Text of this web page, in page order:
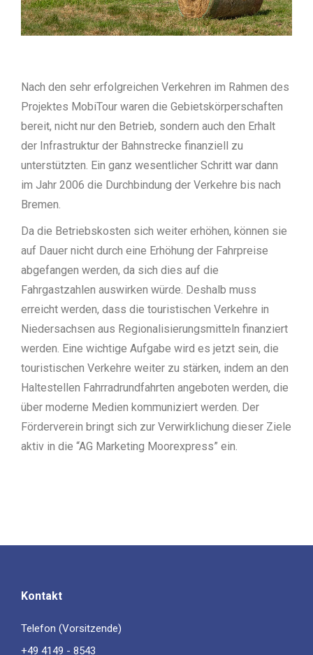
Nach den sehr erfolgreichen Verkehren im Rahmen des
Projektes MobiTour waren die Gebietskörperschaften
bereit, nicht nur den Betrieb, sondern auch den Erhalt
der Infrastruktur der Bahnstrecke finanziell zu
unterstützten. Ein ganz wesentlicher Schritt war dann
im Jahr 2006 die Durchbindung der Verkehre bis nach
Bremen.
Da die Betriebskosten sich weiter erhöhen, können sie
auf Dauer nicht durch eine Erhöhung der Fahrpreise
abgefangen werden, da sich dies auf die
Fahrgastzahlen auswirken würde. Deshalb muss
erreicht werden, dass die touristischen Verkehre in
Niedersachsen aus Regionalisierungsmitteln finanziert
werden. Eine wichtige Aufgabe wird es jetzt sein, die
touristischen Verkehre weiter zu stärken, indem an den
Haltestellen Fahrradrundfahrten angeboten werden, die
über moderne Medien kommuniziert werden. Der
Förderverein bringt sich zur Verwirklichung dieser Ziele
aktiv in die “AG Marketing Moorexpress” ein.
Kontakt
Telefon (Vorsitzende)
+49 4149 - 8543